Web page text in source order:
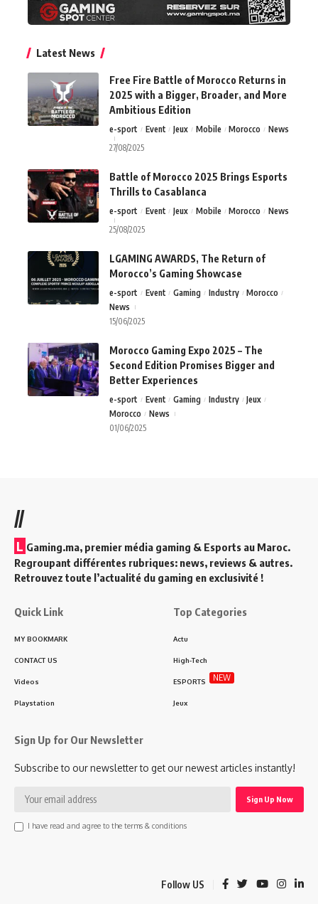
Latest News
Free Fire Battle of Morocco Returns in
2025 with a Bigger, Broader, and More
Ambitious Edition
e-sport Event Jeux Mobile Morocco
News
27/08/2025
Battle of Morocco 2025 Brings Esports
Thrills to Casablanca
e-sport Event Jeux Mobile Morocco
News
25/08/2025
LGAMING AWARDS, The Return of
Morocco’s Gaming Showcase
e-sport Event Gaming Industry
Morocco
News
15/06/2025
Morocco Gaming Expo 2025 – The
Second Edition Promises Bigger and
Better Experiences
e-sport Event Gaming Industry
Jeux
Morocco
News
01/06/2025
//
L Gaming.ma, premier média gaming & Esports au Maroc.
Regroupant différentes rubriques: news, reviews & autres.
Retrouvez toute l’actualité du gaming en exclusivité !
Quick Link
MY BOOKMARK
CONTACT US
Videos
Playstation
Top Categories
Actu
High-Tech
ESPORTS NEW
Jeux
Sign Up for Our Newsletter
Subscribe to our newsletter to get our newest articles instantly!
I have read and agree to the terms & conditions
Follow US